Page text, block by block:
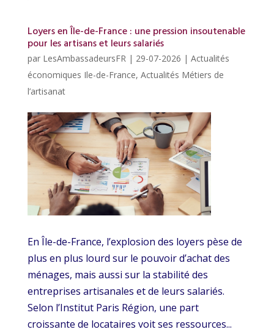
Loyers en Île-de-France : une pression insoutenable
pour les artisans et leurs salariés
par LesAmbassadeursFR| 29-07-2026 | Actualités
économiques Ile-de-France, Actualités Métiers de
l’artisanat
En Île-de-France, l’explosion des loyers pèse de
plus en plus lourd sur le pouvoir d’achat des
ménages, mais aussi sur la stabilité des
entreprises artisanales et de leurs salariés.
Selon l’Institut Paris Région, une part
croissante de locataires voit ses ressources...